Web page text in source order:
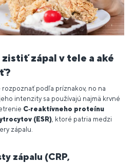
zápal v tele a aké
rozpoznať podľa príznakov, no na
intenzity sa používajú najmä krvné
C‑reaktívneho proteínu
(ESR), ktoré patria medzi
zápalu.
zápalu (CRP,